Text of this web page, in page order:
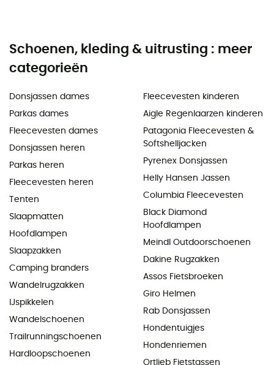
Schoenen, kleding & uitrusting : meer
categorieën
Donsjassen dames
Parkas dames
Fleecevesten dames
Donsjassen heren
Parkas heren
Fleecevesten heren
Tenten
Slaapmatten
Hoofdlampen
Slaapzakken
Camping branders
Wandelrugzakken
IJspikkelen
Wandelschoenen
Trailrunningschoenen
Hardloopschoenen
Fleecevesten kinderen
Aigle Regenlaarzen kinderen
Patagonia Fleecevesten &
Softshelljacken
Pyrenex Donsjassen
Helly Hansen Jassen
Columbia Fleecevesten
Black Diamond
Hoofdlampen
Meindl Outdoorschoenen
Dakine Rugzakken
Assos Fietsbroeken
Giro Helmen
Rab Donsjassen
Hondentuigjes
Hondenriemen
Ortlieb Fietstassen